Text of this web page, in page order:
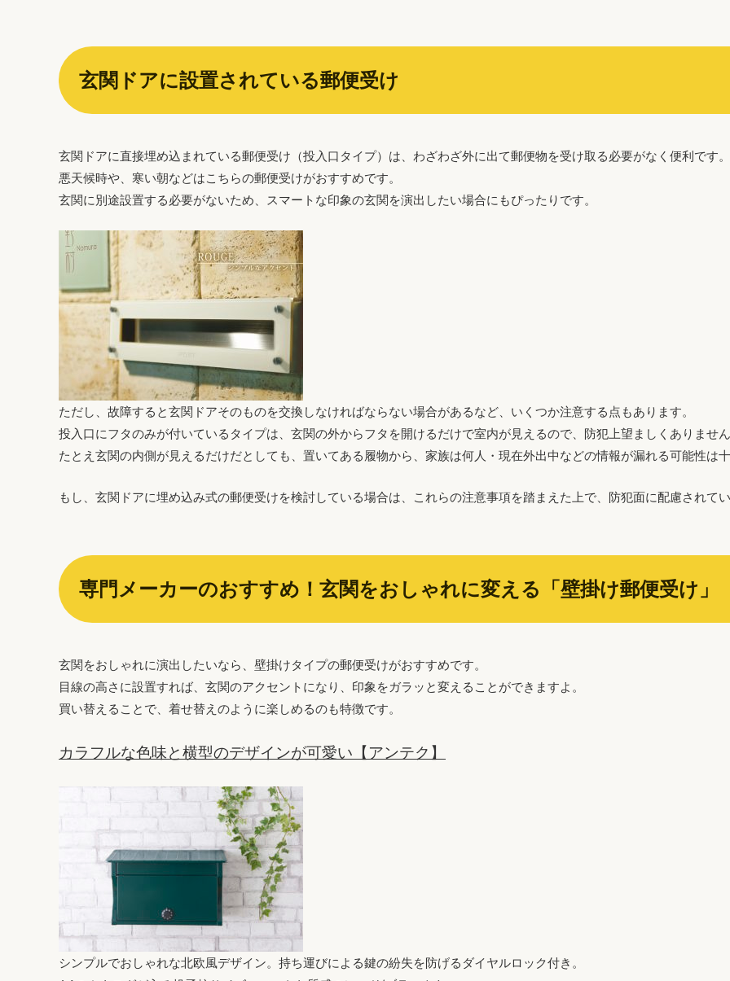
玄関ドアに設置されている郵便受け
玄関ドアに直接埋め込まれている郵便受け（投入口タイプ）は、わざわざ外に出て郵便物を受け取る必要がなく便利です。
悪天候時や、寒い朝などはこちらの郵便受けがおすすめです。
玄関に別途設置する必要がないため、スマートな印象の玄関を演出したい場合にもぴったりです。
ただし、故障すると玄関ドアそのものを交換しなければならない場合があるなど、いくつか注意する点もあります。
投入口にフタのみが付いているタイプは、玄関の外からフタを開けるだけで室内が見えるので、防犯上望ましくありませ
たとえ玄関の内側が見えるだけだとしても、置いてある履物から、家族は何人・現在外出中などの情報が漏れる可能性は
もし、玄関ドアに埋め込み式の郵便受けを検討している場合は、これらの注意事項を踏まえた上で、防犯面に配慮されて
専門メーカーのおすすめ！玄関をおしゃれに変える「壁掛け郵便受け」
玄関をおしゃれに演出したいなら、壁掛けタイプの郵便受けがおすすめです。
目線の高さに設置すれば、玄関のアクセントになり、印象をガラッと変えることができますよ。
買い替えることで、着せ替えのように楽しめるのも特徴です。
カラフルな色味と横型のデザインが可愛い【アンテク】
シンプルでおしゃれな北欧風デザイン。持ち運びによる鍵の紛失を防げるダイヤルロック付き。